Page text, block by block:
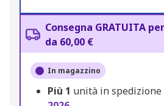
Consegna GRATUITA
da 60,00 €
In magazzino
Più 1 unità in spedizione